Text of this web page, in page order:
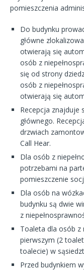
pomieszczenia
Do budynku
główne
otwierają się
osób z
się od strony
osób z
otwierają się
Recepcja znajduje
głównego.
drzwiach
Call Hear.
Dla osób z
potrzebami na
pomieszczenie
Dla osób na
budynku są dwie
z
Toaleta dla osób z
pierwszym (2
toalecie) w
Przed budynkiem